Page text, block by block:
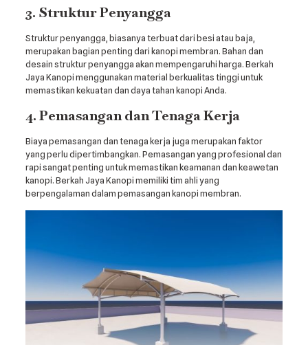
3. Struktur Penyangga
Struktur penyangga, biasanya terbuat dari besi atau baja,
merupakan bagian penting dari kanopi membran. Bahan dan
desain struktur penyangga akan mempengaruhi harga. Berkah
Jaya Kanopi menggunakan material berkualitas tinggi untuk
memastikan kekuatan dan daya tahan kanopi Anda.
4. Pemasangan dan Tenaga Kerja
Biaya pemasangan dan tenaga kerja juga merupakan faktor
yang perlu dipertimbangkan. Pemasangan yang profesional dan
rapi sangat penting untuk memastikan keamanan dan keawetan
kanopi. Berkah Jaya Kanopi memiliki tim ahli yang
berpengalaman dalam pemasangan kanopi membran.